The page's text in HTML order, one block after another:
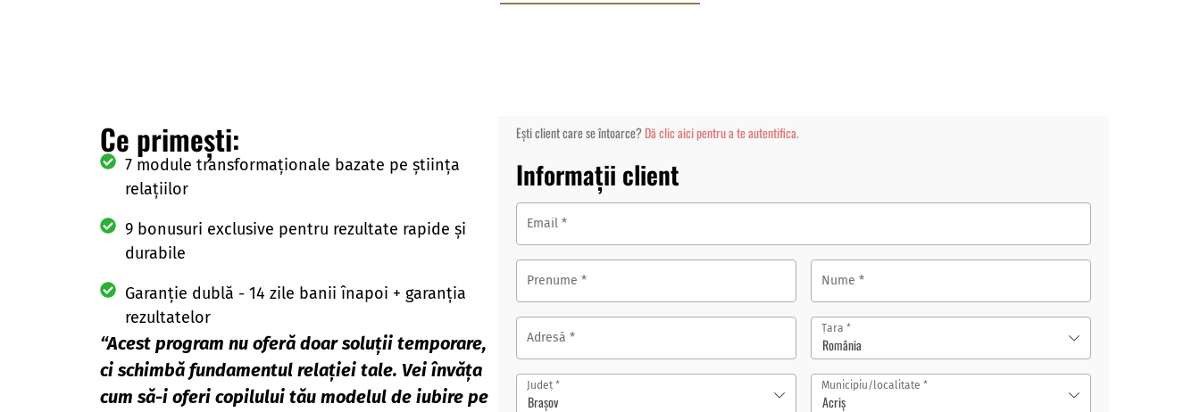
Ce primești:
7 module transformaționale bazate pe știința
relațiilor
9 bonusuri exclusive pentru rezultate rapide și
durabile
Garanție dublă - 14 zile banii înapoi + garanția
rezultatelor
“Acest program nu oferă doar soluții temporare,
ci schimbă fundamentul relației tale. Vei învăța
cum să-i oferi copilului tău modelul de iubire pe
Ești client care se întoarce? Dă clic aici pentru a te autentifica.
Informații client
Email *
Prenume * Nume *
Adresă *
Țara *
România
Județ *
Brașov
Municipiu/localitate *
Acriş